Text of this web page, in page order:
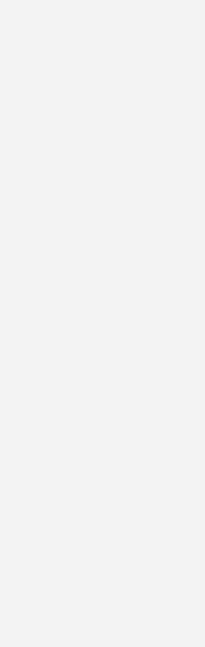
Verlängerungsoption von
20 Jahre beziehungsweise der
einer längeren
mit dem Grundstück
auf den
kann. Zudem muss die
des Vertrags ausgeschlossen
und
bei einem Streit über das
der Anlagen drohen kann,
verpflichten, das
Betreibergesellschaft (und
Bank) an einen Dritten zu
oder eine Dienstbarkeit zu
der Eigentümer bei
einer so genannten
besagt, dass der Erwerber des